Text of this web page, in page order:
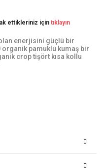
ettikleriniz için tıklayın
enerjisini güçlü bir
organik pamuklu kumaş bir
crop tişört kısa kollu